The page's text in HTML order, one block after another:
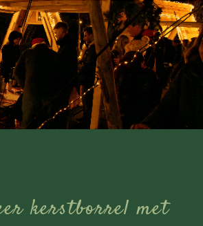
kerstborrel met